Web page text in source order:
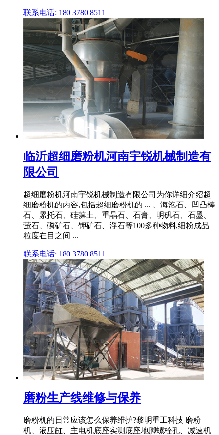
联系电话: 180 3780 8511
临沂超细磨粉机河南宇锐机械制造有
限公司
超细磨粉机河南宇锐机械制造有限公司为你详细介绍超
细磨粉机的内容,包括超细磨粉机的 ... 、海泡石、凹凸棒
石、累托石、硅藻土、重晶石、石膏、明矾石、石墨、
萤石、磷矿石、钾矿石、浮石等100多种物料,细粉成品
粒度在目之间 ...
联系电话: 180 3780 8511
磨粉生产线维修与保养
磨粉机的日常应该怎么保养维护?黎明重工科技 磨粉
机、液压缸、主电机底座实测底座地脚螺栓孔、减速机